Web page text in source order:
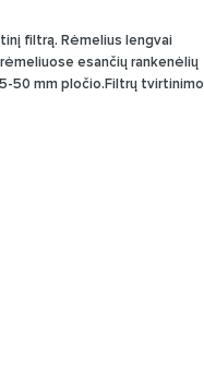
filtrą. Rėmelius lengvai
esančių rankenėlių
50 mm pločio.Filtrų tvirtinimo